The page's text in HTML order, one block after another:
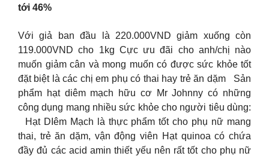
tới 46%
Với giả ban đầu là 220.000VND giảm xuống còn
119.000VND cho 1kg Cực ưu đãi cho anh/chị nào
muốn giảm cân và mong muốn có được sức khỏe tốt
đặt biệt là các chị em phụ có thai hay trẻ ăn dặm Sản
phẩm hạt diêm mạch hữu cơ Mr Johnny có những
công dụng mang nhiều sức khỏe cho người tiêu dùng:
Hạt DIêm Mạch là thực phẩm tốt cho phụ nữ mang
thai, trẻ ăn dặm, vận động viên Hạt quinoa có chứa
đầy đủ các acid amin thiết yếu nên rất tốt cho phụ nữ